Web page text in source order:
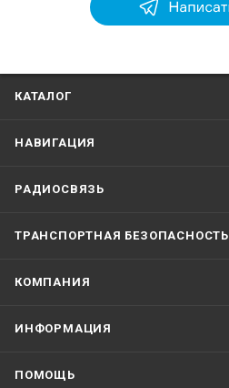
КАТАЛОГ
НАВИГАЦИЯ
РАДИОСВЯЗЬ
ТРАНСПОРТНАЯ БЕЗОПАСНОСТЬ
КОМПАНИЯ
ИНФОРМАЦИЯ
ПОМОЩЬ